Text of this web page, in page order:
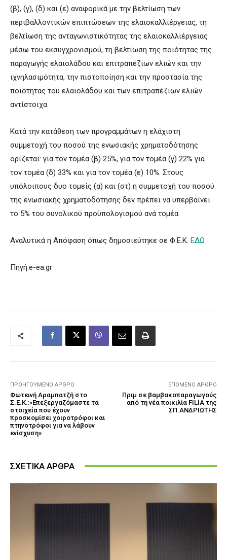
(β), (γ), (δ) και (ε) αναφορικά με την βελτίωση των
περιβαλλοντικών επιπτώσεων της ελαιοκαλλιέργειας, τη
βελτίωση της ανταγωνιστικότητας της ελαιοκαλλιέργειας
μέσω του εκσυγχρονισμού, τη βελτίωση της ποιότητας της
παραγωγής ελαιολάδου και επιτραπέζιων ελιών και την
ιχνηλασιμότητα, την πιστοποίηση και την προστασία της
ποιότητας του ελαιολάδου και των επιτραπέζιων ελιών
αντίστοιχα.
Κατά την κατάθεση των προγραμμάτων η ελάχιστη
συμμετοχή του ποσού της ενωσιακής χρηματοδότησης
ορίζεται: για τον τομέα (β) 25%, για τον τομέα (γ) 22% για
τον τομέα (δ) 33% και για τον τομέα (ε) 10%. Στους
υπόλοιπους δυο τομείς (α) και (στ) η συμμετοχή του ποσού
της ενωσιακής χρηματοδότησης δεν πρέπει να υπερβαίνει
το 5% του συνολικού προϋπολογισμού ανά τομέα.
Αναλυτικά η Απόφαση όπως δημοσιεύτηκε σε Φ.Ε.Κ. ΕΔΩ
Πηγή:e-ea.gr
ΠΡΟΗΓΟΎΜΕΝΟ ΆΡΘΡΟ
Φωτεινή Αραμπατζή στο
Σ.Ε.Κ.:«Επεξεργαζόμαστε τα
στοιχεία που έχουν
προσκομίσει χοιροτρόφοι και
πτηνοτρόφοι για να λάβουν
ενίσχυση»
ΕΠΌΜΕΝΟ ΆΡΘΡΟ
Πριμ σε βαμβακοπαραγωγούς
από τη νέα ποικιλία FILIA της
ΣΠ.ΑΝΔΡΙΩΤΗΣ
ΣΧΕΤΙΚΑ ΑΡΘΡΑ